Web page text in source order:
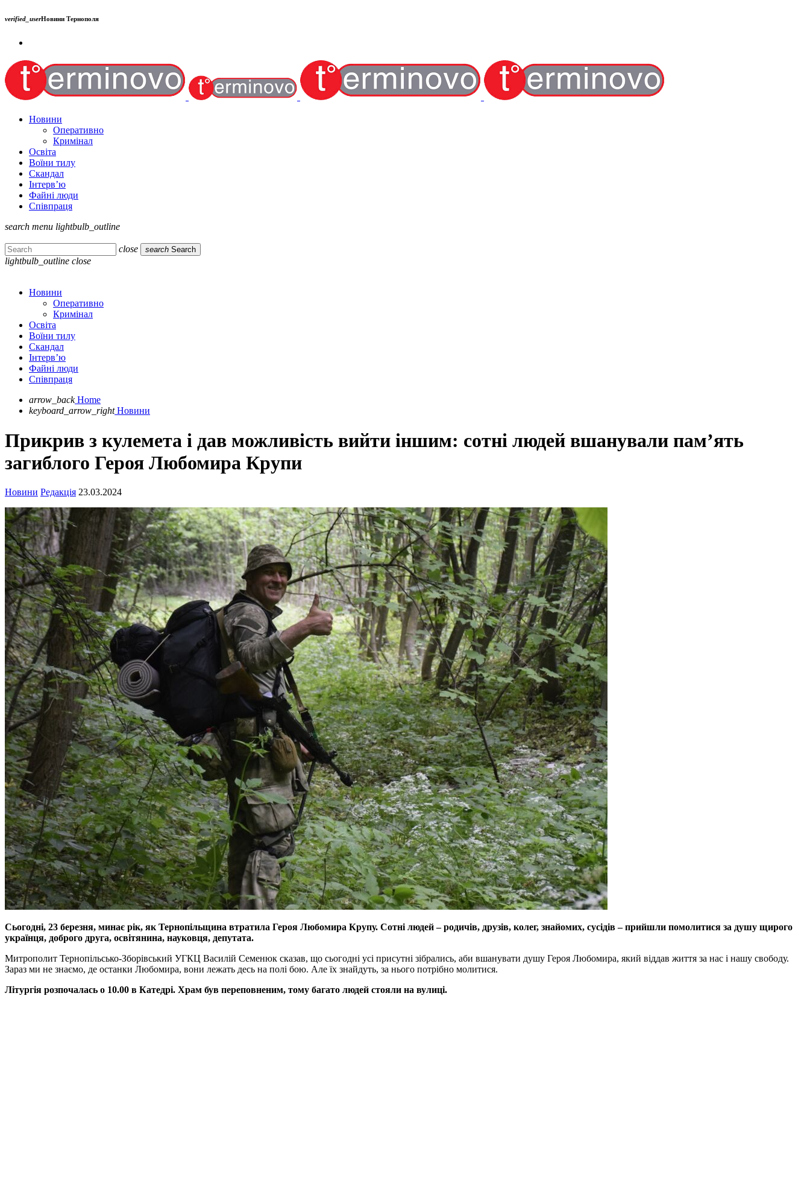
verified_userНовини Тернополя
Новини
Оперативно
Кримінал
Освіта
Воїни тилу
Скандал
Інтерв’ю
Файні люди
Співпраця
search menu lightbulb_outline
close search Search
lightbulb_outline close
Новини
Оперативно
Кримінал
Освіта
Воїни тилу
Скандал
Інтерв’ю
Файні люди
Співпраця
arrow_back Home
keyboard_arrow_right Новини
Прикрив з кулемета і дав можливість вийти іншим: сотні людей вшанували пам’ять
загиблого Героя Любомира Крупи
Новини Редакція 23.03.2024
Сьогодні, 23 березня, минає рік, як Тернопільщина втратила Героя Любомира Крупу. Сотні людей – родичів, друзів, колег, знайомих, сусідів – прийшли помолитися за душу щирого
українця, доброго друга, освітянина, науковця, депутата.
Митрополит Тернопільсько-Зборівський УГКЦ Василій Семенюк сказав, що сьогодні усі присутні зібрались, аби вшанувати душу Героя Любомира, який віддав життя за нас і нашу свободу.
Зараз ми не знаємо, де останки Любомира, вони лежать десь на полі бою. Але їх знайдуть, за нього потрібно молитися.
Літургія розпочалась о 10.00 в Катедрі. Храм був переповненим, тому багато людей стояли на вулиці.